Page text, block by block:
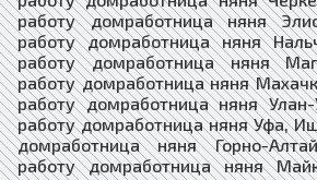
работу домработница няня
работу домработница няня
работу домработница няня
работу домработница няня
работу домработница няня
работу домработница няня Уфа,
домработница няня Горно-
работу домработница няня